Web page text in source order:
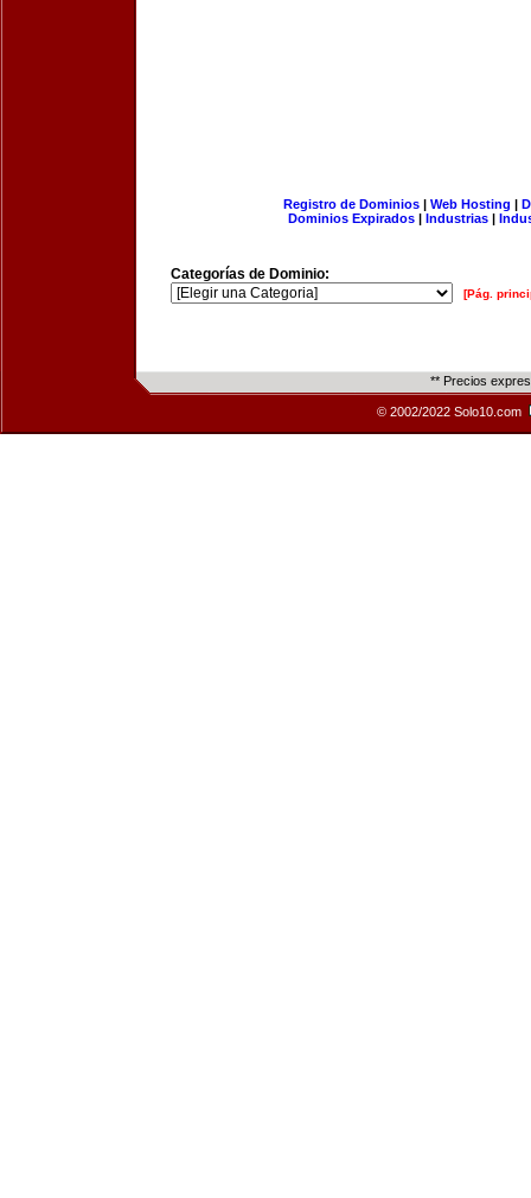
Registro de Dominios| Web Hosting |
Dominios Expirados | Industrias |
Categorías de Dominio:
[Pág.
** Precios
© 2002/2022 Solo10.com